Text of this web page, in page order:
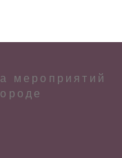
мероприятий